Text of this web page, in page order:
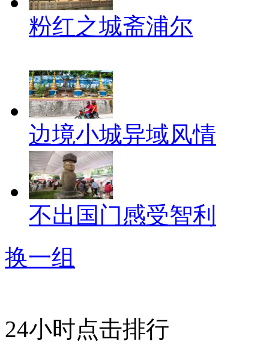
粉红之城斋浦尔
边境小城异域风情
不出国门感受智利
换一组
24小时点击排行